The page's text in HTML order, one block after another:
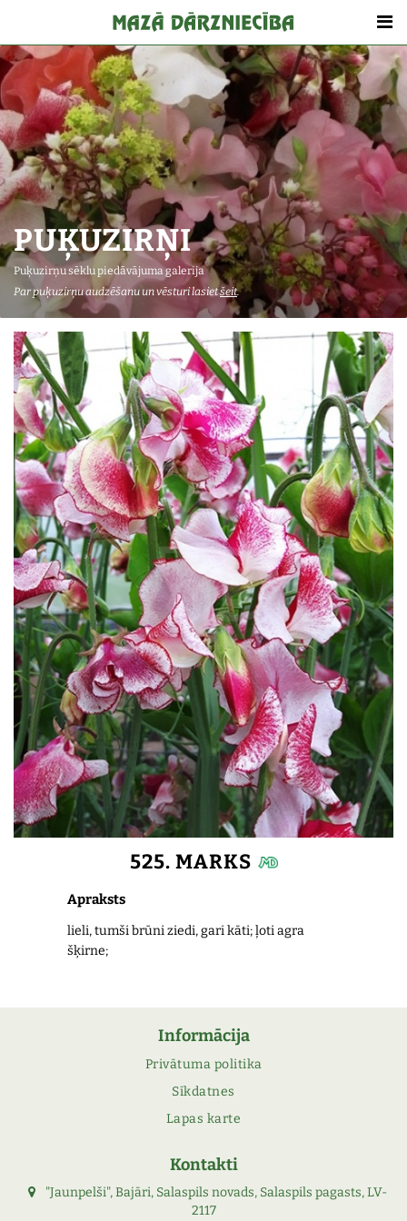
PUĶUZIRŅI
Puķuzirņu sēklu piedāvājuma galerija
Par puķuzirņu audzēšanu un vēsturi lasietšeit.
525. MARKS
Apraksts
lieli, tumši brūni ziedi, gari kāti; ļoti agra
šķirne;
Informācija
Privātuma politika
Sīkdatnes
Lapas karte
Kontakti
"Jaunpelši", Bajāri, Salaspils novads, Salaspils pagasts, LV-
2117